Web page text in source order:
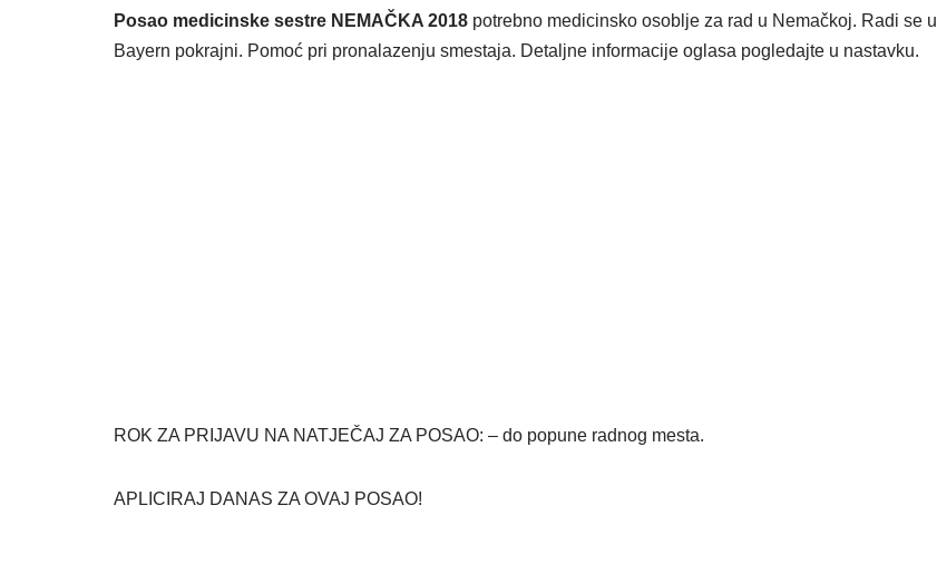
Posao medicinske sestre NEMAČKA 2018 potrebno medicinsko osoblje za rad u Nemačkoj. Radi se u
Bayern pokrajni. Pomoć pri pronalazenju smestaja. Detaljne informacije oglasa pogledajte u nastavku.
ROK ZA PRIJAVU NA NATJEČAJ ZA POSAO: – do popune radnog mesta.
APLICIRAJ DANAS ZA OVAJ POSAO!